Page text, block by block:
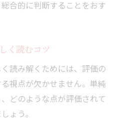
合的に判断することをおす
く読むコツ
読み解くためには、評価の
視点が欠かせません。単純
どのような点が評価されて
ょう。